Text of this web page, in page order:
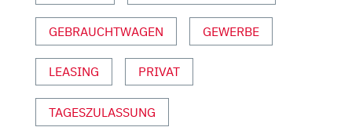
GEBRAUCHTWAGEN GEWERBE
LEASING PRIVAT
TAGESZULASSUNG